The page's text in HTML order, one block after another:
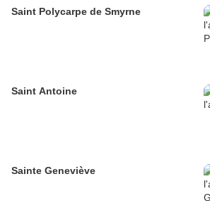
Saint Polycarpe de Smyrne
Saint Antoine
Sainte Geneviève